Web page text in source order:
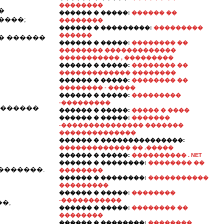
������
��������
������ � �����: ������ ��
��������
������ � ���������: ���������
������
������ � �����: �������� ��
�������� �������������
����������� , ���������
������ � �����: �������� ��
������������� ��������
������ � �����: �������� ��
�������� - �����
������ � �����: ���������
-���������
������ � �����: ����� � ����
������ � �����: �������
-��������������� �������
��������������
������ � ���������������:
������������� �� .�����
������ � �����: ���������� . NET
������ � ��������: �������� ��
��������
������ � ��������: �����������
���������
������ � �����: ��������
-�����������
������ � �����: �������� ��
��������
������ � ��������: ��������